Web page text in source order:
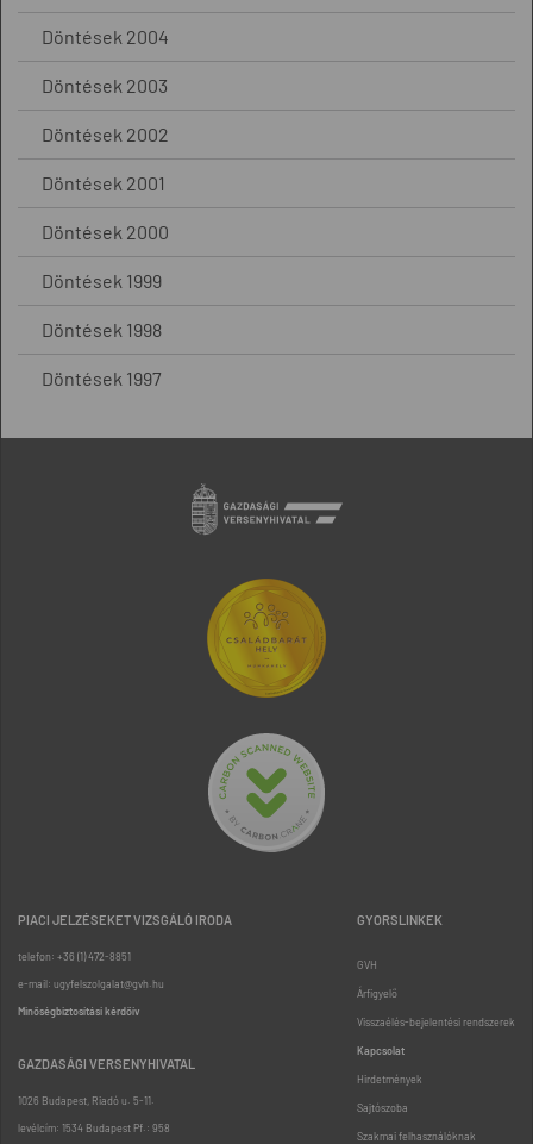
Döntések 2004
Döntések 2003
Döntések 2002
Döntések 2001
Döntések 2000
Döntések 1999
Döntések 1998
Döntések 1997
PIACI JELZÉSEKET VIZSGÁLÓ IRODA
telefon: +36 (1) 472-8851
e-mail: ugyfelszolgalat@gvh.hu
Minőségbiztosítási kérdőív
GAZDASÁGI VERSENYHIVATAL
1026 Budapest, Riadó u. 5-11.
levélcím: 1534 Budapest Pf.: 958
GYORSLINKEK
GVH
Árfigyelő
Visszaélés-bejelentési rendszerek
Kapcsolat
Hirdetmények
Sajtószoba
Szakmai felhasználóknak